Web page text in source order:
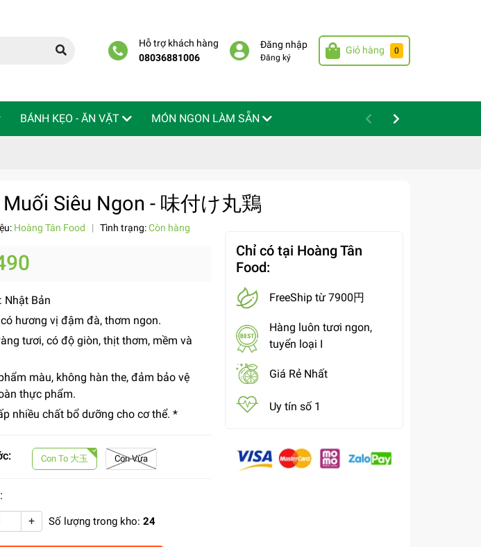
Hỗ trợ khách hàng
08036881006
Đăng nhập
Đăng ký
Giỏ hàng 0
BÁNH KẸO - ĂN VẶT MÓN NGON LÀM SẴN
Muối Siêu Ngon - 味付け丸鶏
Hoàng Tân Food | Tình trạng:Còn hàng
Nhật Bản
hương vị đậm đà, thơm ngon.
tươi, có độ giòn, thịt thơm, mềm và
màu, không hàn the, đảm bảo vệ
thực phẩm.
nhiều chất bổ dưỡng cho cơ thể. *
Con To 大玉 Con Vừa
+ Số lượng trong kho: 24
Chỉ có tại Hoàng Tân
Food:
FreeShip từ 7900円
Hàng luôn tươi ngon,
tuyển loại I
Giá Rẻ Nhất
Uy tín số 1